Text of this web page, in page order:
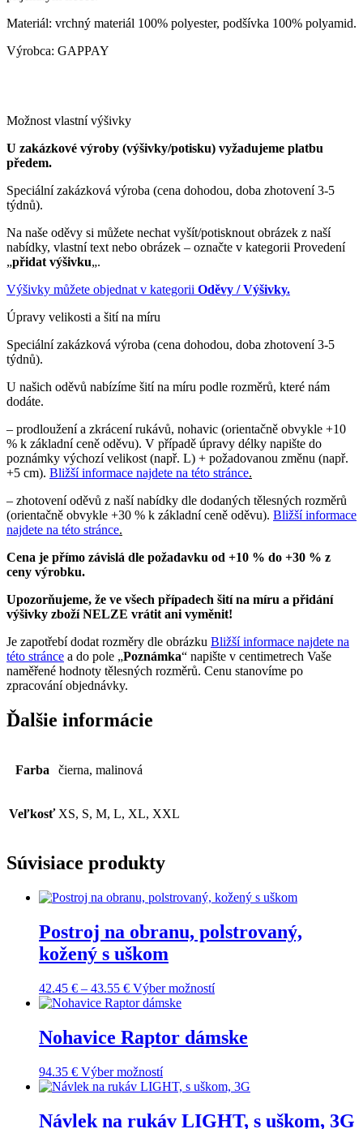
Materiál: vrchný materiál 100% polyester, podšívka 100% polyamid.
Výrobca: GAPPAY
Možnost vlastní výšivky
U zakázkové výroby (výšivky/potisku) vyžadujeme platbu
předem.
Speciální zakázková výroba (cena dohodou, doba zhotovení 3-5
týdnů).
Na naše oděvy si můžete nechat vyšít/potisknout obrázek z naší
nabídky, vlastní text nebo obrázek – označte v kategorii Provedení
„přidat výšivku„.
Výšivky můžete objednat v kategorii Oděvy / Výšivky.
Úpravy velikosti a šití na míru
Speciální zakázková výroba (cena dohodou, doba zhotovení 3-5
týdnů).
U našich oděvů nabízíme šití na míru podle rozměrů, které nám
dodáte.
– prodloužení a zkrácení rukávů, nohavic (orientačně obvykle +10
% k základní ceně oděvu). V případě úpravy délky napište do
poznámky výchozí velikost (např. L) + požadovanou změnu (např.
+5 cm). Bližší informace najdete na této stránce.
– zhotovení oděvů z naší nabídky dle dodaných tělesných rozměrů
(orientačně obvykle +30 % k základní ceně oděvu). Bližší informace
najdete na této stránce.
Cena je přímo závislá dle požadavku od +10 % do +30 % z
ceny výrobku.
Upozorňujeme, že ve všech případech šití na míru a přidání
výšivky zboží NELZE vrátit ani vyměnit!
Je zapotřebí dodat rozměry dle obrázku Bližší informace najdete na
této stránce a do pole „Poznámka“ napište v centimetrech Vaše
naměřené hodnoty tělesných rozměrů. Cenu stanovíme po
zpracování objednávky.
Ďalšie informácie
Farba čierna, malinová
Veľkosť XS, S, M, L, XL, XXL
Súvisiace produkty
Postroj na obranu, polstrovaný,
kožený s uškom
42.45 € – 43.55 €Price
range:
through
43.55 €
Výber možnostíTento
viacero
variantov.
môžete
na
Nohavice Raptor dámske
94.35 € Výber možnostíTento
produkt
viacero
Návlek na rukáv LIGHT, s uškom, 3G